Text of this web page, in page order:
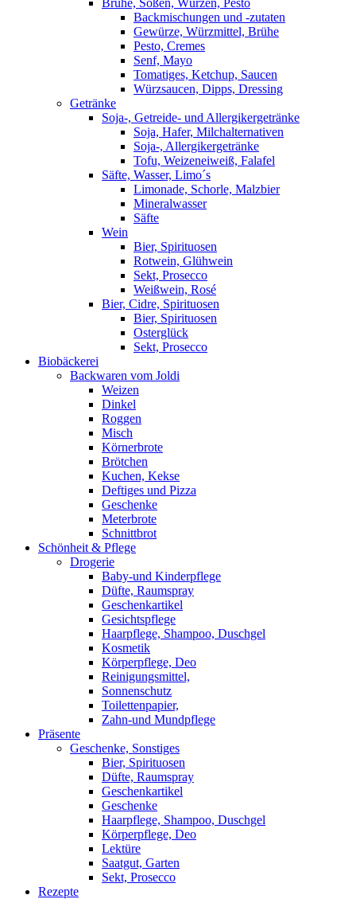
Brühe, Soßen, Würzen, Pesto
Backmischungen und -zutaten
Gewürze, Würzmittel, Brühe
Pesto, Cremes
Senf, Mayo
Tomatiges, Ketchup, Saucen
Würzsaucen, Dipps, Dressing
Getränke
Soja-, Getreide- und Allergikergetränke
Soja, Hafer, Milchalternativen
Soja-, Allergikergetränke
Tofu, Weizeneiweiß, Falafel
Säfte, Wasser, Limo´s
Limonade, Schorle, Malzbier
Mineralwasser
Säfte
Wein
Bier, Spirituosen
Rotwein, Glühwein
Sekt, Prosecco
Weißwein, Rosé
Bier, Cidre, Spirituosen
Bier, Spirituosen
Osterglück
Sekt, Prosecco
Biobäckerei
Backwaren vom Joldi
Weizen
Dinkel
Roggen
Misch
Körnerbrote
Brötchen
Kuchen, Kekse
Deftiges und Pizza
Geschenke
Meterbrote
Schnittbrot
Schönheit & Pflege
Drogerie
Baby-und Kinderpflege
Düfte, Raumspray
Geschenkartikel
Gesichtspflege
Haarpflege, Shampoo, Duschgel
Kosmetik
Körperpflege, Deo
Reinigungsmittel,
Sonnenschutz
Toilettenpapier,
Zahn-und Mundpflege
Präsente
Geschenke, Sonstiges
Bier, Spirituosen
Düfte, Raumspray
Geschenkartikel
Geschenke
Haarpflege, Shampoo, Duschgel
Körperpflege, Deo
Lektüre
Saatgut, Garten
Sekt, Prosecco
Rezepte